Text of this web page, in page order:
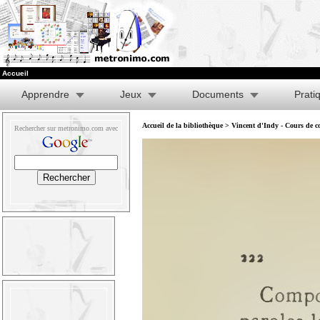
Accueil
Apprendre Jeux Documents
Rechercher sur metronimo.com avec Accueil de la bibliothèque> Vincent d'Indy - Cours de